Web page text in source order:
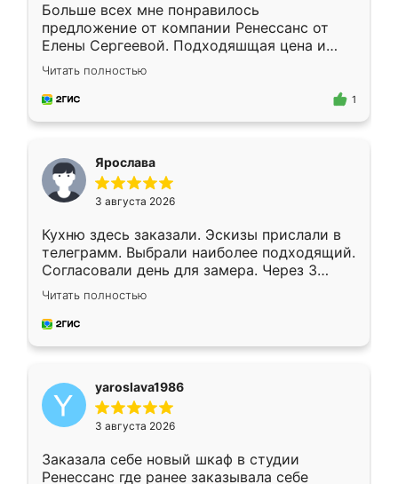
Больше всех мне понравилось
предложение от компании Ренессанс от
Елены Сергеевой. Подходяшщая цена и
короткие сроки изготовления. Приехавший
для замера сотрудник Владислав
предложил по моему эскизу самый
Читать полностью
1
Ярослава
3 августа 2026
Кухню здесь заказали. Эскизы прислали в
телеграмм. Выбрали наиболее подходящий.
Согласовали день для замера. Через 3
недели кухня была уже готова. Остались
довольны работой. Спасибо Ренессанс
мебель за качественную работу!
Читать полностью
yaroslava1986
3 августа 2026
Заказала себе новый шкаф в студии
Ренессанс где ранее заказывала себе